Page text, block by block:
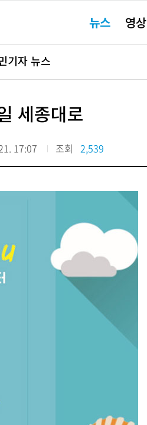
요뉴스 영상
기자 뉴스
세종대로
17:07 조회 2,539